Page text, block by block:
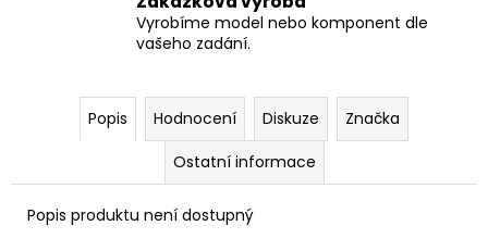
Vyrobíme model nebo komponent dle
vašeho zadání.
Popis Hodnocení Diskuze
Značka
Ostatní informace
Popis produktu není dostupný